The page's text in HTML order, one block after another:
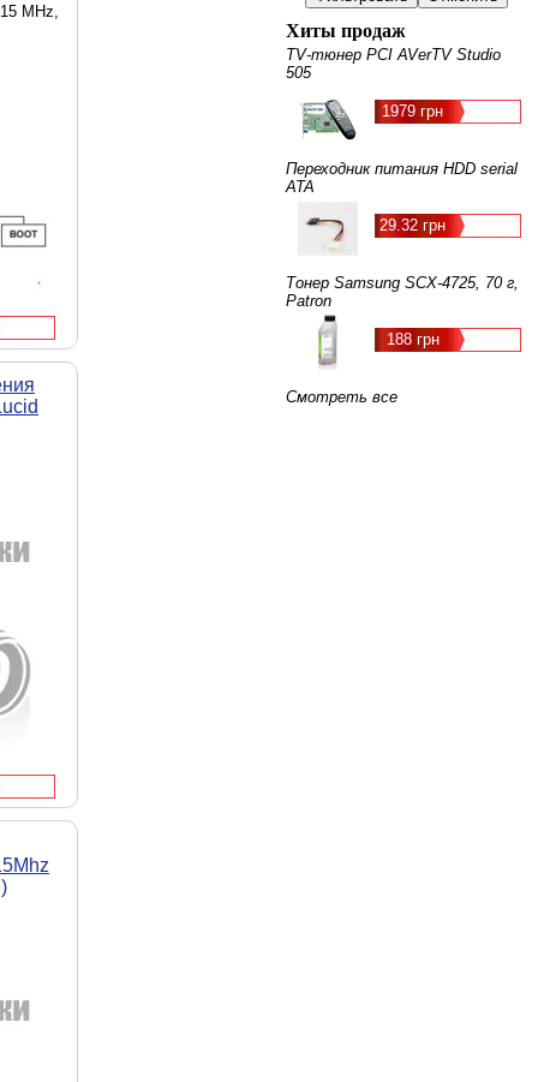
MHz,
Хиты продаж
TV-тюнер PCI AVerTV Studio
505
1979 грн
Переходник питания HDD serial
ATA
29.32 грн
Тонер Samsung SCX-4725, 70 г,
Patron
188 грн
Смотреть все